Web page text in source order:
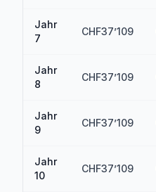
Jahr
7
CHF37’109
Jahr
8
CHF37’109
Jahr
9
CHF37’109
Jahr
10
CHF37’109